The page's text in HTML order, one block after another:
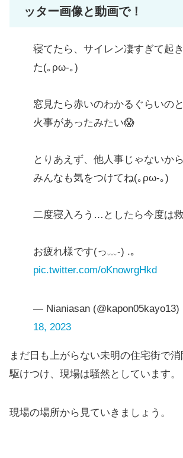
ッター画像と動画で！
寝てたら、サイレン凄すぎて起
た(｡ρω-｡)
窓見たら赤いのわかるぐらいの
火事があったみたい😱
とりあえず、他人事じゃないから
みんなも気をつけてね(｡ρω-｡)
二度寝入ろう…としたら今度は
お疲れ様です(っ﹏-) .｡
pic.twitter.com/oKnowrgHkd
— Nianiasan (@kapon05kayo13)
18, 2023
まだ日も上がらない未明の住宅街で
駆けつけ、現場は騒然としています。
現場の場所から見ていきましょう。